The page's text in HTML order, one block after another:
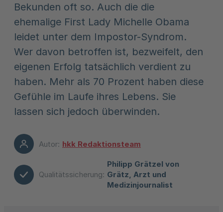
Bekunden oft so. Auch die die
ehemalige First Lady Michelle Obama
leidet unter dem Impostor-Syndrom.
Wer davon betroffen ist, bezweifelt, den
eigenen Erfolg tatsächlich verdient zu
haben. Mehr als 70 Prozent haben diese
Gefühle im Laufe ihres Lebens. Sie
lassen sich jedoch überwinden.
Autor: hkk Redaktionsteam
Qualitätssicherung:
Philipp Grätzel von
Grätz, Arzt und
Medizinjournalist